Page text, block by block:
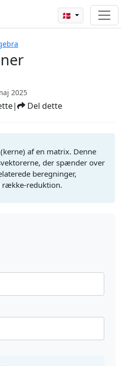
🇩🇰
2025
| Del dette
af en matrix. Denne
der spænder over
beregninger,
række-reduktion.